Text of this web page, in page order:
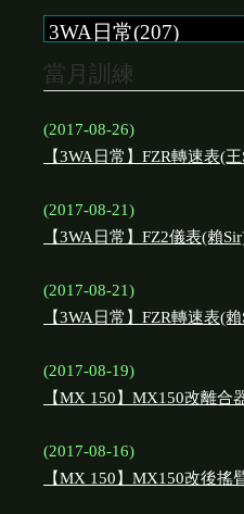
當月訓練
(2017-08-26)
【3WA日常】FZR轉速表(
(2017-08-21)
【3WA日常】FZ2儀表(賴
(2017-08-21)
【3WA日常】FZR轉速表(
(2017-08-19)
【MX 150】MX150改離合
(2017-08-16)
【MX 150】MX150改後搖